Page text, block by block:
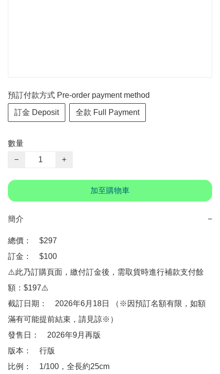
預訂付款方式 Pre-order payment method
訂金 Deposit 全款 Full Payment
數量
−
+
加至購物車
簡介 −
總價：　$297
訂金：　$100
⚠️此乃訂購頁面，繳付訂金後，需取貨時進行補款支付餘
額：$197⚠️
截訂日期：　2026年6月18日 （※因預訂名額有限，如額
滿有可能提前結束，請見諒※）
發售日：　2026年9月再版
版本：　行版
比例：　1/100，全長約25cm